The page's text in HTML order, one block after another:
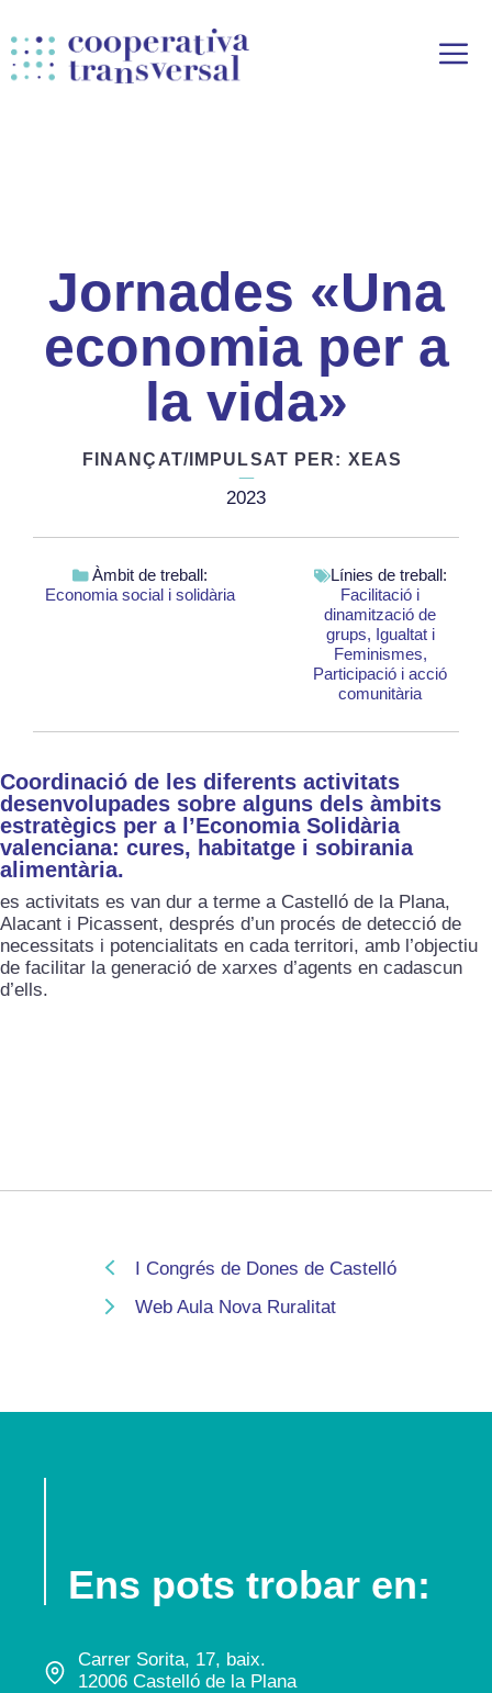
al
contingut
Jornades «Una
economia per a
la vida»
FINANÇAT/IMPULSAT PER: XEAS
2023
Àmbit de treball:
Economia social i solidària
Línies de treball:
Facilitació i
dinamització de
grups, Igualtat i
Feminismes,
Participació i acció
comunitària
Coordinació de les diferents activitats
desenvolupades sobre alguns dels àmbits
estratègics per a l’Economia Solidària
valenciana: cures, habitatge i sobirania
alimentària.
es activitats es van dur a terme a Castelló de la Plana,
Alacant i Picassent, després d’un procés de detecció de
necessitats i potencialitats en cada territori, amb l’objectiu
de facilitar la generació de xarxes d’agents en cadascun
d’ells.
I Congrés de Dones de Castelló
Web Aula Nova Ruralitat
Ens pots trobar en:
Carrer Sorita, 17, baix.
12006 Castelló de la Plana